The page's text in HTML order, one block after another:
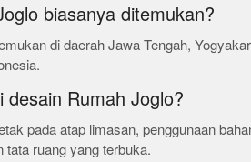
biasanya ditemukan?
di daerah Jawa Tengah,
desain Rumah Joglo?
pada atap limasan, penggunaan
tata ruang yang terbuka.